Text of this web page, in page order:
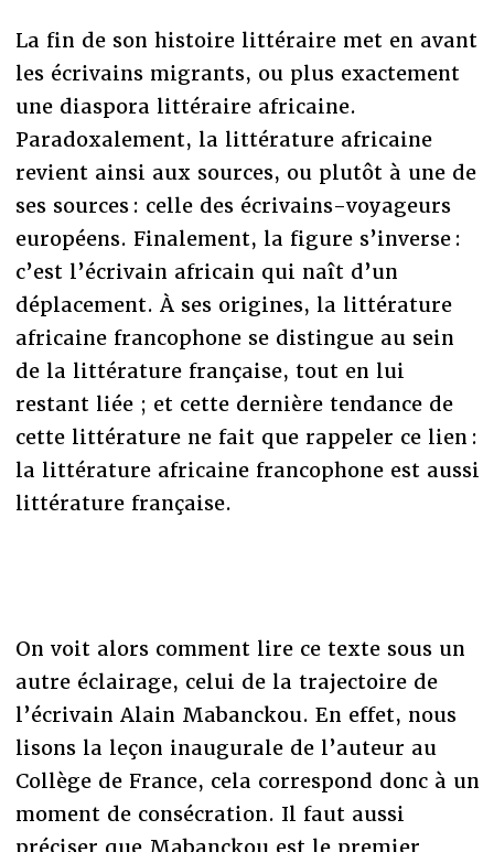
La fin de son histoire littéraire met en avant
les écrivains migrants, ou plus exactement
une diaspora littéraire africaine.
Paradoxalement, la littérature africaine
revient ainsi aux sources, ou plutôt à une de
ses sources : celle des écrivains-voyageurs
européens. Finalement, la figure s’inverse :
c’est l’écrivain africain qui naît d’un
déplacement. À ses origines, la littérature
africaine francophone se distingue au sein
de la littérature française, tout en lui
restant liée ; et cette dernière tendance de
cette littérature ne fait que rappeler ce lien :
la littérature africaine francophone est aussi
littérature française.
On voit alors comment lire ce texte sous un
autre éclairage, celui de la trajectoire de
l’écrivain Alain Mabanckou. En effet, nous
lisons la leçon inaugurale de l’auteur au
Collège de France, cela correspond donc à un
moment de consécration. Il faut aussi
préciser que Mabanckou est le premier